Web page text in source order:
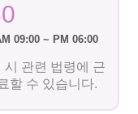
09:00 ~ PM 06:00
관련 법령에 근
할 수 있습니다.